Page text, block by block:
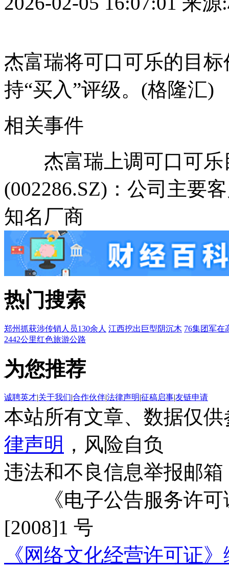
杰富瑞将可口可乐的目
持“买入”评级。(格隆汇)
相关事件
杰富瑞上调可口可
(002286.SZ)：公司主要
知名厂商
热门搜索
郑州抓获涉传销人员130余人 江西挖出巨型阴沉木 76集团军在
2442公里红色旅游公路
为您推荐
诚聘英才|关于我们|合作伙伴|法律声明|征稿启事|友链申请
本站所有文章、数据仅
律声明 ，风险自负
违法和不良信息举报邮箱
《电子公告服务许可
[2008]1 号
《网络文化经营许可证